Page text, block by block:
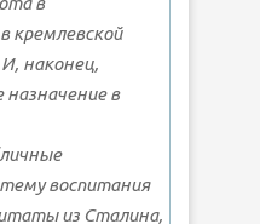
кремлевской
наконец,
назначение в
воспитания
из Сталина,